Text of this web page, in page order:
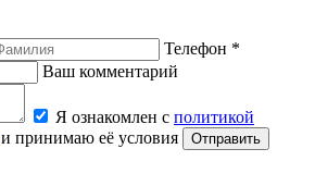
Телефон *
Ваш комментарий
Я ознакомлен с политикой
и принимаю её условия Отправить